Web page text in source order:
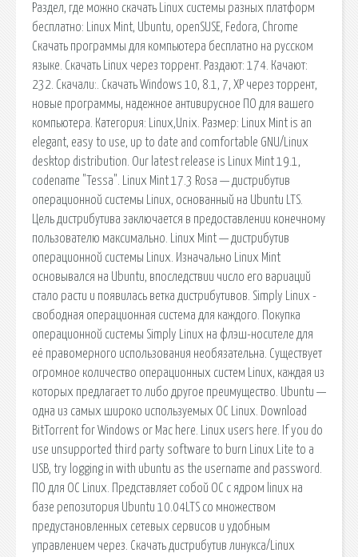
Раздел, где можно скачать Linux системы разных платформ
бесплатно: Linux Mint, Ubuntu, openSUSE, Fedora, Chrome
Скачать программы для компьютера бесплатно на русском
языке. Скачать Linux через торрент. Раздают: 174. Качают:
232. Скачали:. Скачать Windows 10, 8.1, 7, XP через торрент,
новые программы, надежное антивирусное ПО для вашего
компьютера. Категория: Linux,Unix. Размер: Linux Mint is an
elegant, easy to use, up to date and comfortable GNU/Linux
desktop distribution. Our latest release is Linux Mint 19.1,
codename "Tessa". Linux Mint 17.3 Rosa — дистрибутив
операционной системы Linux, основанный на Ubuntu LTS.
Цель дистрибутива заключается в предоставлении конечному
пользователю максимально. Linux Mint — дистрибутив
операционной системы Linux. Изначально Linux Mint
основывался на Ubuntu, впоследствии число его вариаций
стало расти и появилась ветка дистрибутивов. Simply Linux -
свободная операционная система для каждого. Покупка
операционной системы Simply Linux на флэш-носителе для
её правомерного использования необязательна. Существует
огромное количество операционных систем Linux, каждая из
которых предлагает то либо другое преимущество. Ubuntu —
одна из самых широко используемых ОС Linux. Download
BitTorrent for Windows or Mac here. Linux users here. If you do
use unsupported third party software to burn Linux Lite to a
USB, try logging in with ubuntu as the username and password.
ПО для ОС Linux. Представляет собой ОС с ядром linux на
базе репозитория Ubuntu 10.04LTS со множеством
предустановленных сетевых сервисов и удобным
управлением через. Скачать дистрибутив линукса/Linux